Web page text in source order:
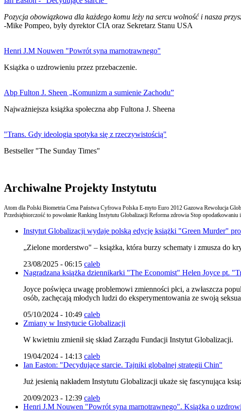
Pozycja obowiązkowa dla każdego komu leży na sercu wolność i nasza
-Mike Pompeo, były dyrektor CIA oraz Sekretarz Stanu USA
Henri J.M Nouwen "Powrót syna marnotrawnego"
Książka o uzdrowieniu przez przebaczenie.
Abp Fulton J. Sheen „Komunizm a sumienie Zachodu”
Najważniejsza książka społeczna abp Fultona J. Sheena
"Trans. Gdy ideologia spotyka się z rzeczywistością"
Bestseller "The Sunday Times"
Archiwalne Projekty Instytutu
Atom dla Polski Biometria Cena Państwa Cyfrowa Polska E-myto Euro 2012 Gazowa Rewolucja
Przedsiębiorczość to powołanie Ranking Instytutu Globalizacji Reforma zdrowia Stop
Instytut Globalizacji wydaje polską edycję książki "Green Murder"
„Zielone morderstwo" – książka, która burzy schematy i zmusza do
23/08/2025 - 06:15 caleb
Nagradzana książka dziennikarki "The Economist" Helen Joyce pt.
Joyce poświęca uwagę problemowi zmienności płci, a zwłaszcza
osób, zachęcają młodych ludzi do eksperymentowania ze swoją
05/10/2024 - 10:49 caleb
Zmiany w Instytucie Globalizacji
W kwietniu zmienił się skład Zarządu Fundacji Instytut Globalizacji.
19/04/2024 - 14:13 caleb
Ian Easton: "Decydujące starcie. Tajniki globalnej strategii Chin"
Już jesienią nakładem Instytutu Globalizacji ukaże się fascynująca
20/09/2023 - 12:39 caleb
Henri J.M Nouwen "Powrót syna marnotrawnego". Książka o